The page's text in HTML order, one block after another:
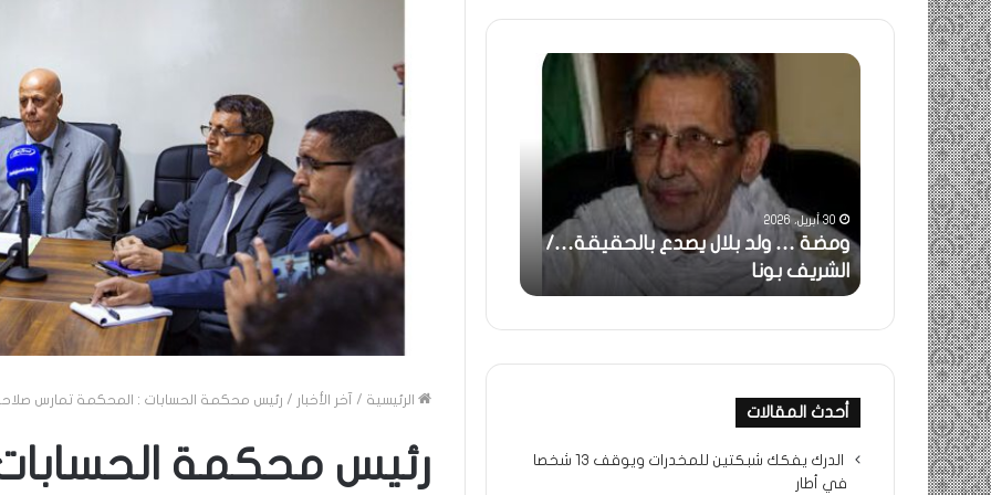
الرئيسية / آخر الأخبار / رئيس محكمة الحسابات : المحكمة تمارس
رئيس محكمة
ومضة
ومضة … ولد بلال يصدع بالحقيقة…/
الشريف بونا
خاطرة
الشيخ
الترادخاطرة : تحية تقدير خاصة لكم
جميعا…/ الشيخ التراد محمد
شمس
الإنسانية
في
أمتين…!!
الشريف
بونا
13 أبريل، 2025
ومضة ..أفول شمس
أمتين…!! الشريف بونا
أحدث المقالات
الدرك يفكك شبكتين للمخدرات ويوقف 13 شخصا
في أطار